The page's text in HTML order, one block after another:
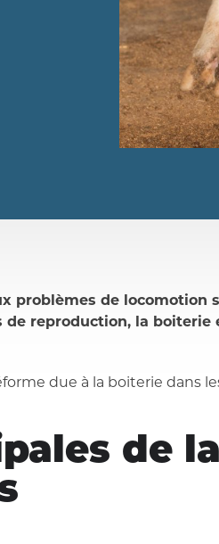
problèmes de locomotion
reproduction, la boiterie
due à la boiterie dans
de